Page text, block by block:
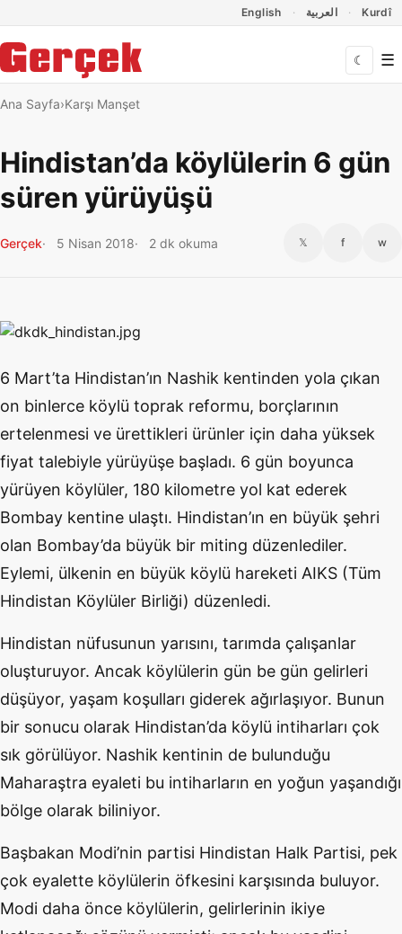
English العربية Kurdî
☾ ☰
Ana Sayfa Karşı Manşet
Hindistan’da köylülerin 6 gün
süren yürüyüşü
Gerçek 5 Nisan 2018 2 dk okuma 𝕏 f w
6 Mart’ta Hindistan’ın Nashik kentinden yola çıkan
on binlerce köylü toprak reformu, borçlarının
ertelenmesi ve ürettikleri ürünler için daha yüksek
fiyat talebiyle yürüyüşe başladı. 6 gün boyunca
yürüyen köylüler, 180 kilometre yol kat ederek
Bombay kentine ulaştı. Hindistan’ın en büyük şehri
olan Bombay’da büyük bir miting düzenlediler.
Eylemi, ülkenin en büyük köylü hareketi AIKS (Tüm
Hindistan Köylüler Birliği) düzenledi.
Hindistan nüfusunun yarısını, tarımda çalışanlar
oluşturuyor. Ancak köylülerin gün be gün gelirleri
düşüyor, yaşam koşulları giderek ağırlaşıyor. Bunun
bir sonucu olarak Hindistan’da köylü intiharları çok
sık görülüyor. Nashik kentinin de bulunduğu
Maharaştra eyaleti bu intiharların en yoğun yaşandığı
bölge olarak biliniyor.
Başbakan Modi’nin partisi Hindistan Halk Partisi, pek
çok eyalette köylülerin öfkesini karşısında buluyor.
Modi daha önce köylülerin, gelirlerinin ikiye